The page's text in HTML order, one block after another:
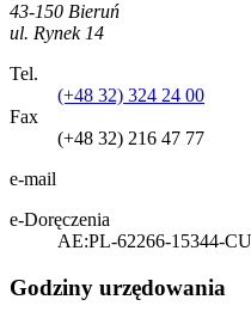
43-150 Bieruń
ul. Rynek 14
Tel.
(+48 32) 324 24 00
Fax
(+48 32) 216 47 77
e-mail
e-Doręczenia
AE:PL-62266-15344-
Godziny urzędowania